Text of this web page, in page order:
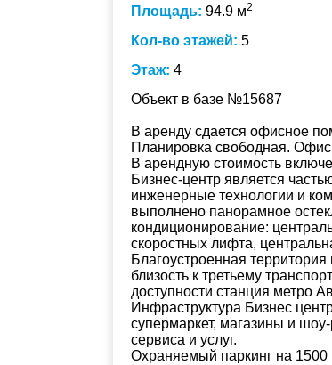
Площадь: 94.9 м2
Кол-во этажей: 5
Этаж: 4
Объект в базе №15687
В аренду сдается офисное
Планировка свободная.
В арендную стоимость
Бизнес-центр является
инженерные технологии и
выполнено панорамное
кондиционирование:
скоростных лифта,
Благоустроенная
близость к третьему
доступности станция метро
Инфраструктура Бизнес
супермаркет, магазины и
сервиса и услуг.
Охраняемый паркинг на 1500